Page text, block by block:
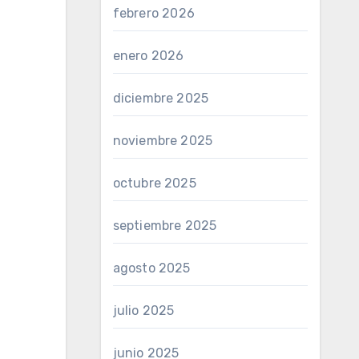
febrero 2026
enero 2026
diciembre 2025
noviembre 2025
octubre 2025
septiembre 2025
agosto 2025
julio 2025
junio 2025